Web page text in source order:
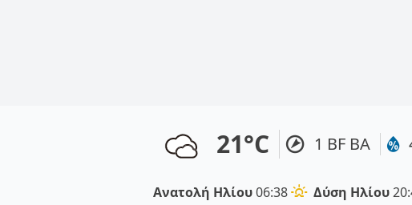
21°C 1 BF ΒΑ
Ανατολή Ηλίου06:38 Δύση Ηλίου